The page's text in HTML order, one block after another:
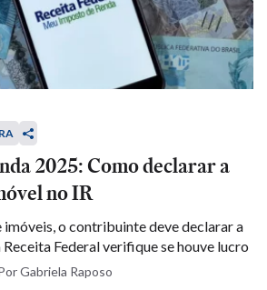
2025: Como declarar a
no IR
imóveis, o contribuinte deve declarar a
Federal verifique se houve lucro
Gabriela Raposo